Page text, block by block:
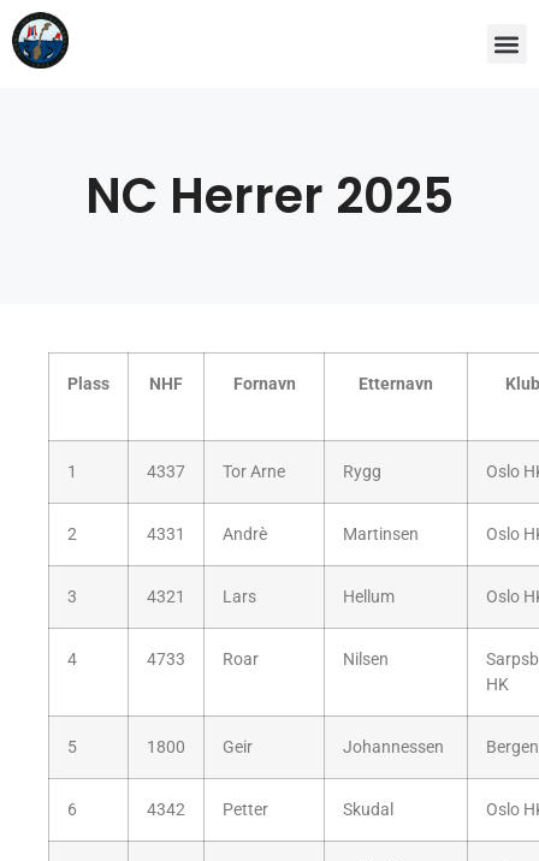
NC Herrer 2025
Plass NHF Fornavn Etternavn
1 4337 Tor Arne Rygg Oslo
2 4331 Andrè Martinsen Oslo
3 4321 Lars Hellum Oslo
4 4733 Roar Nilsen
HK
5 1800 Geir Johannessen
6 4342 Petter Skudal Oslo